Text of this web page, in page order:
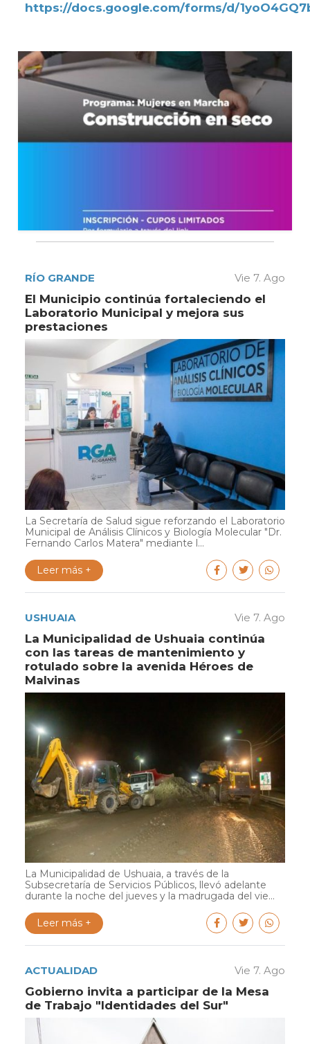
https://docs.google.com/forms/d/
RÍO GRANDE Vie 7. Ago
El Municipio continúa fortaleciendo el
Laboratorio Municipal y mejora sus
prestaciones
La Secretaría de Salud sigue reforzando el Laboratorio
Municipal de Análisis Clínicos y Biología Molecular "Dr.
Fernando Carlos Matera" mediante l...
Leer más +
USHUAIA Vie 7. Ago
La Municipalidad de Ushuaia continúa
con las tareas de mantenimiento y
rotulado sobre la avenida Héroes de
Malvinas
La Municipalidad de Ushuaia, a través de la
Subsecretaría de Servicios Públicos, llevó adelante
durante la noche del jueves y la madrugada del vie...
Leer más +
ACTUALIDAD Vie 7. Ago
Gobierno invita a participar de la Mesa
de Trabajo "Identidades del Sur"